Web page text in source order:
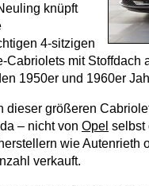
knüpft
4-sitzigen
Cabriolets mit Stoffdach
1950er und 1960er
dieser größeren
– nicht von Opel selbst
wie Autenrieth
verkauft.